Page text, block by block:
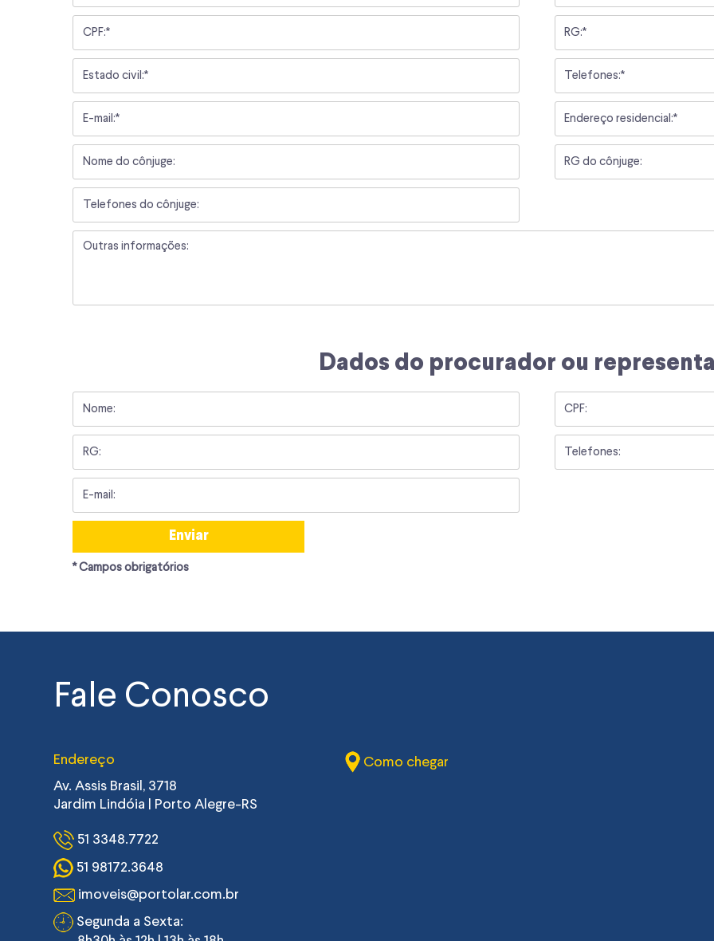
Dados do procurador ou
* Campos obrigatórios
Fale Conosco
Endereço
Av. Assis Brasil, 3718
Jardim Lindóia | Porto Alegre-RS
51 3348.7722
51 98172.3648
imoveis@portolar.com.br
Segunda a Sexta:
Como chegar